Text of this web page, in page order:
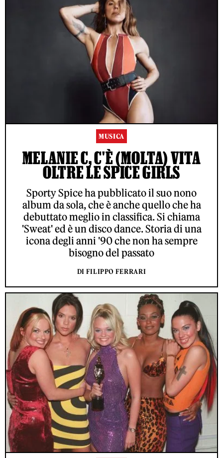
MUSICA
MELANIE C, C'È (MOLTA) VITA
OLTRE LE SPICE GIRLS
Sporty Spice ha pubblicato il suo nono
album da sola, che è anche quello che ha
debuttato meglio in classifica. Si chiama
'Sweat' ed è un disco dance. Storia di una
icona degli anni '90 che non ha sempre
bisogno del passato
DI FILIPPO FERRARI